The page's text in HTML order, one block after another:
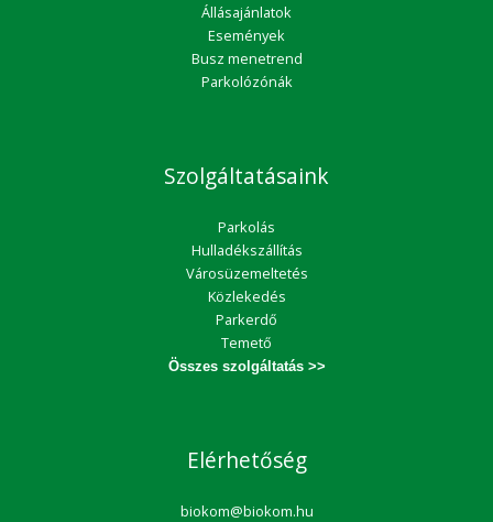
Állásajánlatok
Események
Busz menetrend
Parkolózónák
Szolgáltatásaink
Parkolás
Hulladékszállítás
Városüzemeltetés
Közlekedés
Parkerdő
Temető
Összes szolgáltatás >>
Elérhetőség
biokom@biokom.hu